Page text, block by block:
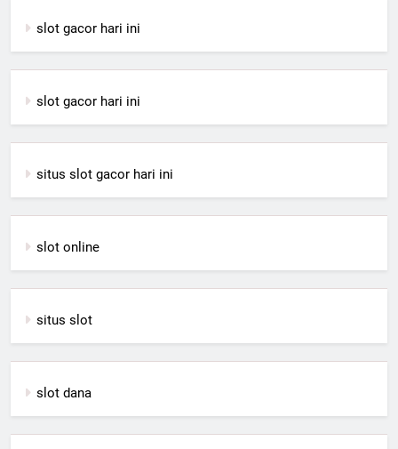
slot gacor hari ini
slot gacor hari ini
situs slot gacor hari ini
slot online
situs slot
slot dana